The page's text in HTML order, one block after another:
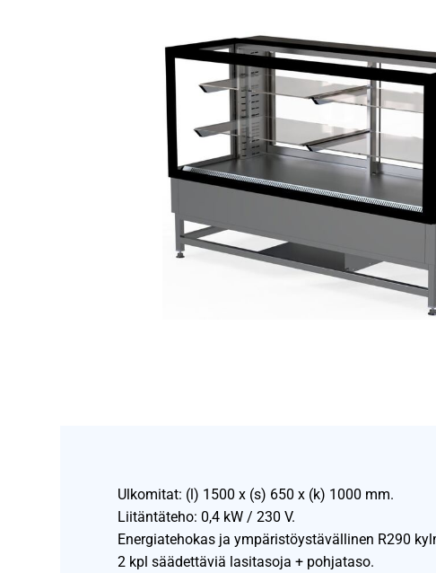
Ulkomitat: (l) 1500 x (s) 650 x (k) 1000 mm.
Liitäntäteho: 0,4 kW / 230 V.
Energiatehokas ja ympäristöystävällinen R290
2 kpl säädettäviä lasitasoja + pohjataso.